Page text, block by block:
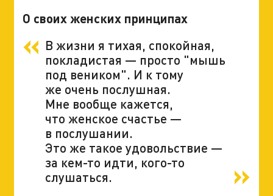
О своих женских принципах
В жизни я тихая, спокойная,
покладистая — просто "мышь
под веником". И к тому
же очень послушная.
Мне вообще кажется,
что женское счастье —
в послушании.
Это же такое удовольствие —
за кем-то идти, кого-то
слушаться.